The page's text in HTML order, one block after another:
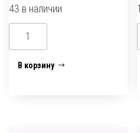
43 в наличии
Количество
товара
Штуцер
В корзину